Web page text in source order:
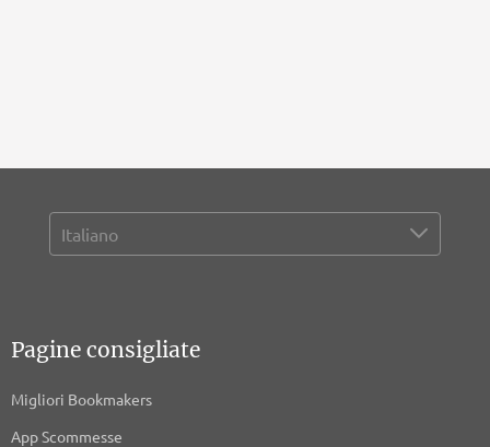
Pagine consigliate
Migliori Bookmakers
App Scommesse